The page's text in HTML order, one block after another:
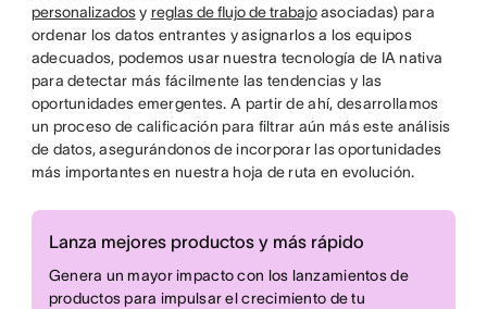
personalizadosy reglas de flujo de trabajoasociadas) para
ordenar los datos entrantes y asignarlos a los equipos
adecuados, podemos usar nuestra tecnología de IA nativa
para detectar más fácilmente las tendencias y las
oportunidades emergentes. A partir de ahí, desarrollamos
un proceso de calificación para filtrar aún más este análisis
de datos, asegurándonos de incorporar las oportunidades
más importantes en nuestra hoja de ruta en evolución.
Lanza mejores productos y más rápido
Genera un mayor impacto con los lanzamientos de
productos para impulsar el crecimiento de tu